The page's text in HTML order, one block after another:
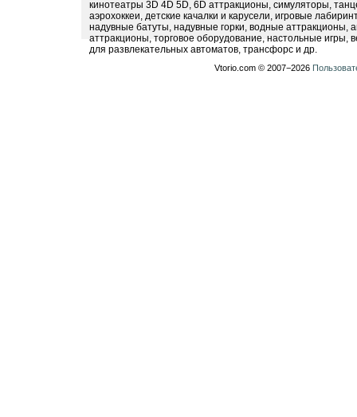
кинотеатры 3D 4D 5D, 6D аттракционы, симуляторы,
аэрохоккеи, детские качалки и карусели, игровые
надувные батуты, надувные горки, водные
аттракционы, торговое оборудование, настольные игры,
для развлекательных автоматов, трансфорс и др.
Vtorio.com © 2007−2026